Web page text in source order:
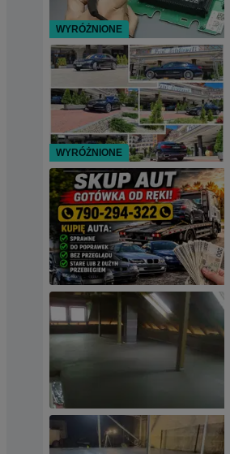
WYRÓŻNIONE
WYRÓŻNIONE